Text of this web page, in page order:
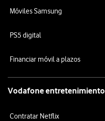
Móviles Samsung
PS5 digital
Financiar móvil a plazos
Vodafone entretenimiento
Contratar Netflix